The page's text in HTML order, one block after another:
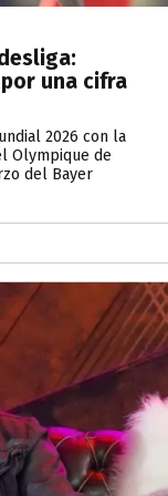
una cifra
2026 con la
Olympique de
del Bayer